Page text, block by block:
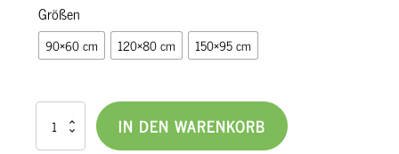
bis
849,00 €
Größen
90×60 cm 120×80 cm 150×95 cm
Farben
IN DEN WARENKORB